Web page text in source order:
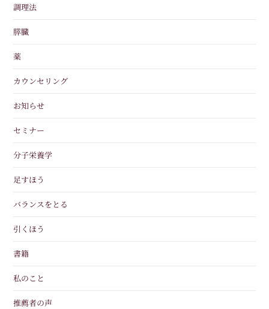
調理法
膵臓
薬
カウンセリング
お知らせ
セミナー
分子栄養学
足すほう
バランスをとる
引くほう
書籍
私のこと
推薦者の声